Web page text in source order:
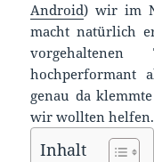
Android) wir im
macht natürlich
vorgehaltenen
hochperformant
genau da
wir wollten helfen.
Inhalt